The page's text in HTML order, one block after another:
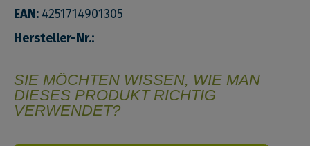
EAN: 4251714901305
Hersteller-Nr.:
SIE MÖCHTEN WISSEN, WIE MAN
DIESES PRODUKT RICHTIG
VERWENDET?